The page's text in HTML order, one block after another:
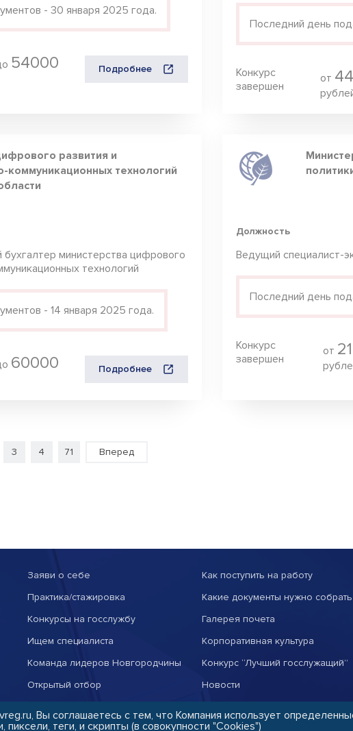
- 30 января 2025 года.
54000 Подробнее
Последний день
Конкурс
завершен
от
развития и
коммуникационных технологий
бухгалтер министерства цифрового
технологий
- 14 января 2025 года.
60000 Подробнее
Должность
Ведущий специалист-
Последний день
Конкурс
завершен
от
3 4 71 Вперед
Заяви о себе
Практика/стажировка
Конкурсы на госслужбу
Ищем специалиста
Команда лидеров Новгородчины
Открытый отбор
Как поступить на работу
Какие документы нужно собрать
Галерея почета
Корпоративная культура
Конкурс “Лучший госслужащий”
Новости
только с письменного разрешения администрации сайта
Вы соглашаетесь с тем, что Компания использует
теги, и скрипты (в совокупности "Cookies")